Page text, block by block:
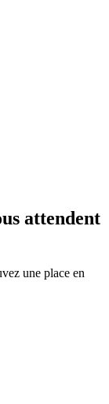
attendent
une place en